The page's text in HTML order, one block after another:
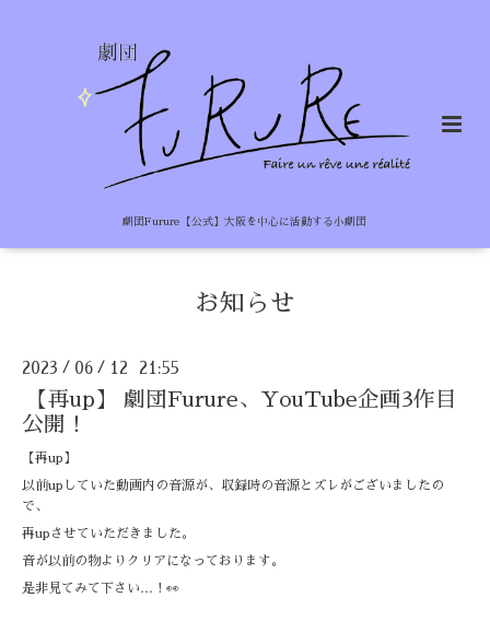
劇団Furure【公式】大阪を中心に活動する小劇団
お知らせ
2023 / 06 / 12 21:55
【再up】 劇団Furure、YouTube企画3作目
公開！
【再up】
以前upしていた動画内の音源が、収録時の音源とズレがございましたの
で、
再upさせていただきました。
音が以前の物よりクリアになっております。
是非見てみて下さい…！👀